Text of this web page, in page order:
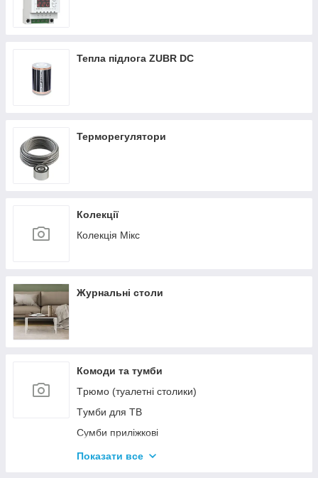
Тепла підлога ZUBR DC
Терморегулятори
Колекції
Колекція Мікс
Журнальні столи
Комоди та тумби
Tрюмо (туалетні столики)
Tумби для ТВ
Сумби приліжкові
Комоди
Показати все